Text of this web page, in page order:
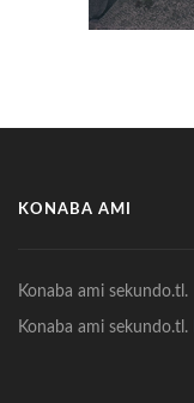
KONABA AMI
Konaba ami sekundo.tl.
Konaba ami sekundo.tl.